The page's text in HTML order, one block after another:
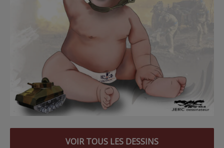
VOIR TOUS LES DESSINS